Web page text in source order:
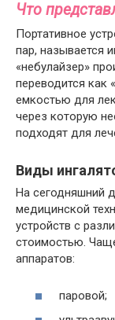
Что
Портативное
пар, называется
«небулайзер»
переводится как
емкостью для
через которую
подходят для
Виды
На сегодняшний
медицинской
устройств с
стоимостью.
аппаратов:
паровой;